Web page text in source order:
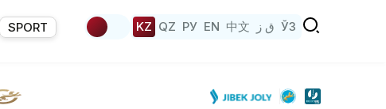
SPORT KZ QZ РУ EN 中文 ق ز ЎЗ